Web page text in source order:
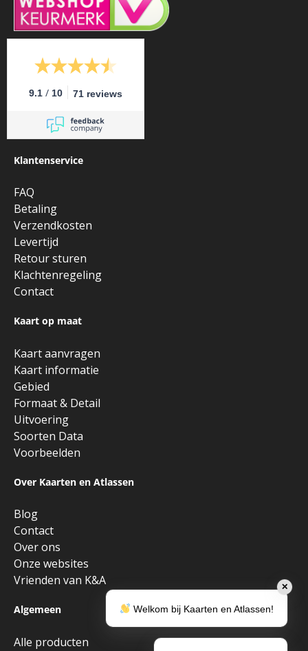
9.1 / 10 71 reviews
Klantenservice
FAQ
Betaling
Verzendkosten
Levertijd
Retour sturen
Klachtenregeling
Contact
Kaart op maat
Kaart aanvragen
Kaart informatie
Gebied
Formaat & Detail
Uitvoering
Soorten Data
Voorbeelden
Over Kaarten en Atlassen
Blog
Contact
Over ons
Onze websites
Vrienden van K&A
Algemeen
Alle producten
✕
Welkom bij Kaarten en Atlassen!